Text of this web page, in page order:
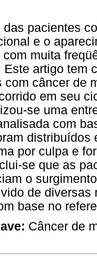
das pacientes
e o
com muita
Este artigo tem
com câncer de
em seu
se uma
com
distribuídos
por culpa e
se que as
o
de diversas
base no
Câncer de